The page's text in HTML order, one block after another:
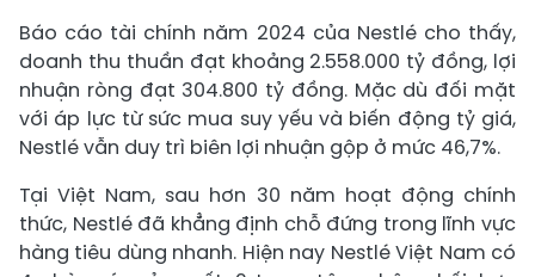
Báo cáo tài chính năm 2024 của Nestlé cho thấy,
doanh thu thuần đạt khoảng 2.558.000 tỷ đồng, lợi
nhuận ròng đạt 304.800 tỷ đồng. Mặc dù đối mặt
với áp lực từ sức mua suy yếu và biến động tỷ giá,
Nestlé vẫn duy trì biên lợi nhuận gộp ở mức 46,7%.
Tại Việt Nam, sau hơn 30 năm hoạt động chính
thức, Nestlé đã khẳng định chỗ đứng trong lĩnh vực
hàng tiêu dùng nhanh. Hiện nay Nestlé Việt Nam có